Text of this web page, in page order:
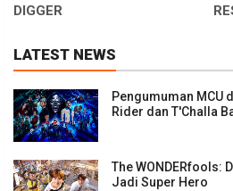
DIGGER
LATEST NEWS
Pengumuman MCU
Rider dan T'Challa
The WONDERfools:
Jadi Super Hero